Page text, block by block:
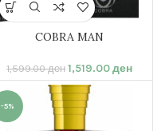
COBRA MAN
1,599.00ден 1,519.00ден
-5%